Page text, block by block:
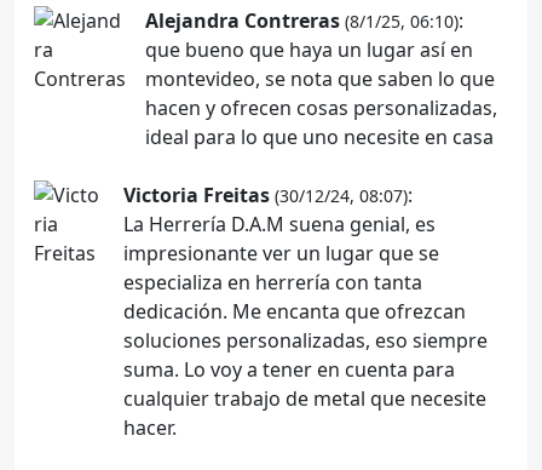
Alejandra Contreras (8/1/25, 06:10):
que bueno que haya un lugar así en
montevideo, se nota que saben lo que
hacen y ofrecen cosas personalizadas,
ideal para lo que uno necesite en casa
Victoria Freitas (30/12/24, 08:07):
La Herrería D.A.M suena genial, es
impresionante ver un lugar que se
especializa en herrería con tanta
dedicación. Me encanta que ofrezcan
soluciones personalizadas, eso siempre
suma. Lo voy a tener en cuenta para
cualquier trabajo de metal que necesite
hacer.